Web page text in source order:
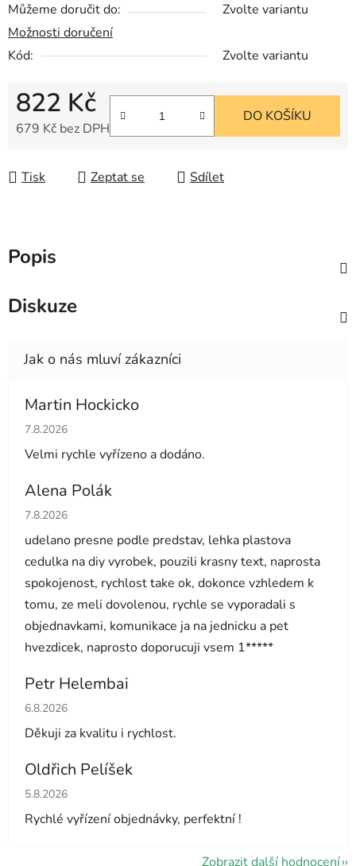
Můžeme doručit do:
Zvolte variantu
Možnosti doručení
Kód:
Zvolte variantu
822 Kč
679 Kč bez DPH
DO KOŠÍKU
Tisk Zeptat se Sdílet
Popis
Diskuze
Martin Hockicko
Hodnocení obchodu je 5 z 5 hvězdiček.
7.8.2026
Velmi rychle vyřízeno a dodáno.
Alena Polák
Hodnocení obchodu je 5 z 5 hvězdiček.
7.8.2026
udelano presne podle predstav, lehka plastova
cedulka na diy vyrobek, pouzili krasny text, naprosta
spokojenost, rychlost take ok, dokonce vzhledem k
tomu, ze meli dovolenou, rychle se vyporadali s
objednavkami, komunikace ja na jednicku a pet
hvezdicek, naprosto doporucuji vsem 1*****
Petr Helembai
Hodnocení obchodu je 5 z 5 hvězdiček.
6.8.2026
Děkuji za kvalitu i rychlost.
Oldřich Pelíšek
Hodnocení obchodu je 5 z 5 hvězdiček.
5.8.2026
Rychlé vyřízení objednávky, perfektní !
Zobrazit další hodnocení